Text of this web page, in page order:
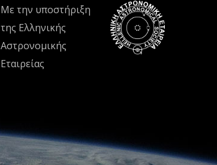
Με την υποστήριξη
της Ελληνικής
Αστρονομικής
Εταιρείας